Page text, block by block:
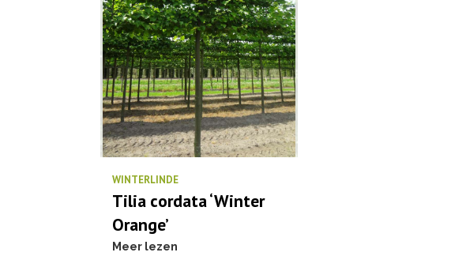
WINTERLINDE
Tilia cordata ‘Winter
Orange’
Meer lezen